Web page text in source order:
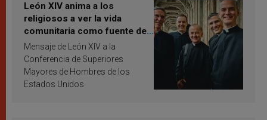
León XIV anima a los
religiosos a ver la vida
comunitaria como fuente de
inspiración y santificación
Mensaje de León XIV a la
Conferencia de Superiores
Mayores de Hombres de los
Estados Unidos